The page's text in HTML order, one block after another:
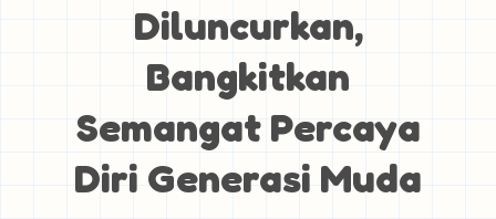
Diluncurkan,
Bangkitkan
Semangat Percaya
Diri Generasi Muda